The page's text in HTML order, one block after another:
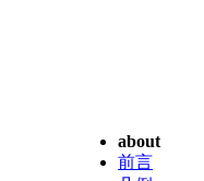
about
前言